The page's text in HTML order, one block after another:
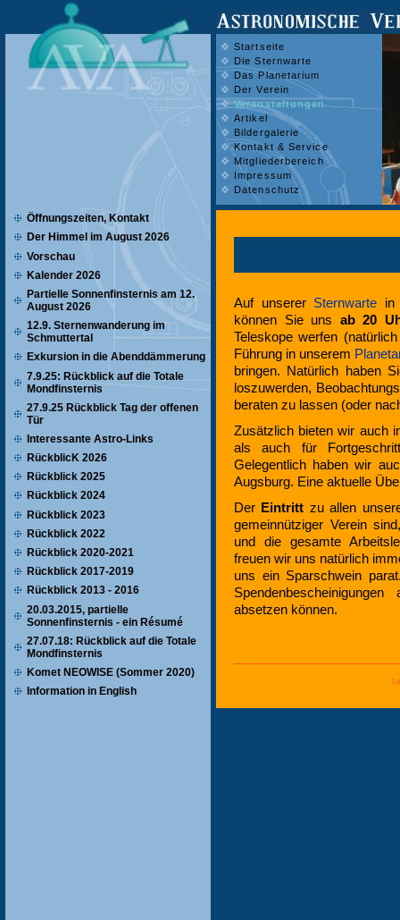
Auf unserer Sternwarte in
können Sie uns ab 20
Teleskope werfen
Führung in unserem
bringen. Natürlich haben
loszuwerden,
beraten zu lassen (oder
Zusätzlich bieten wir auch
als auch für
Gelegentlich haben wir
Augsburg. Eine aktuelle
Der Eintritt zu allen
gemeinnütziger Verein
und die gesamte
freuen wir uns natürlich
uns ein Sparschwein
absetzen können.
Startseite
Die Sternwarte
Das Planetarium
Der Verein
Veranstaltungen
Artikel
Bildergalerie
Kontakt & Service
Mitgliederbereich
Impressum
Datenschutz
Öffnungszeiten, Kontakt
Der Himmel im August 2026
Vorschau
Kalender 2026
Partielle Sonnenfinsternis am 12.
August 2026
12.9. Sternenwanderung im
Schmuttertal
Exkursion in die Abenddämmerung
7.9.25: Rückblick auf die Totale
Mondfinsternis
27.9.25 Rückblick Tag der offenen
Tür
Interessante Astro-Links
RückblicK 2026
Rückblick 2025
Rückblick 2024
Rückblick 2023
Rückblick 2022
Rückblick 2020-2021
Rückblick 2017-2019
Rückblick 2013 - 2016
20.03.2015, partielle
Sonnenfinsternis - ein Ré­su­mé
27.07.18: Rückblick auf die Totale
Mondfinsternis
Komet NEOWISE (Sommer 2020)
Information in English